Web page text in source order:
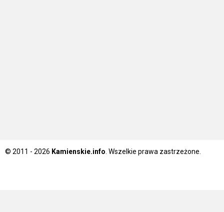
© 2011 - 2026 Kamienskie.info . Wszelkie prawa zastrzeżone.